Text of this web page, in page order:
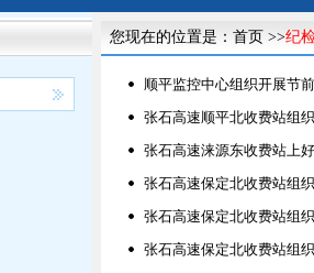
您现在的位置是： 首页 >>纪
顺平监控中心组织开展节
张石高速顺平北收费站组
张石高速涞源东收费站上
张石高速保定北收费站组
张石高速保定北收费站组
张石高速保定北收费站组